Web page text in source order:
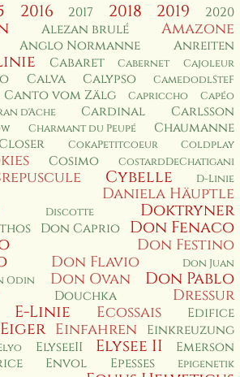
2016 2017 2018 2019 2020
Alezan brulé Amazone
Anglo Normanne Anreiten
Cabaret Cabernet Cajoleur
Calva Calypso CamedodlSteF
Canto vom Zälg Capriccho
Capéo
d'Ache Cardinal
Carlsson
Charmant du Peupé Chaumanne
Closer CokaPetitcoeur Coldplay
Cosimo CostardDeChatigani
Cybelle
D-Linie
Daniela Häuptle
Discotte Doktryner
Don Caprio
Don Fenaco
Don Festino
Don Flavio Don Juan
Odin Don Ovan Don Pablo
Douchka
Dressur
E-Linie Ecossais
Edifice
Eiger Einfahren Einkreuzung
ElyseeII Elysee II Emerson
Envol Epesses
Epigenetik